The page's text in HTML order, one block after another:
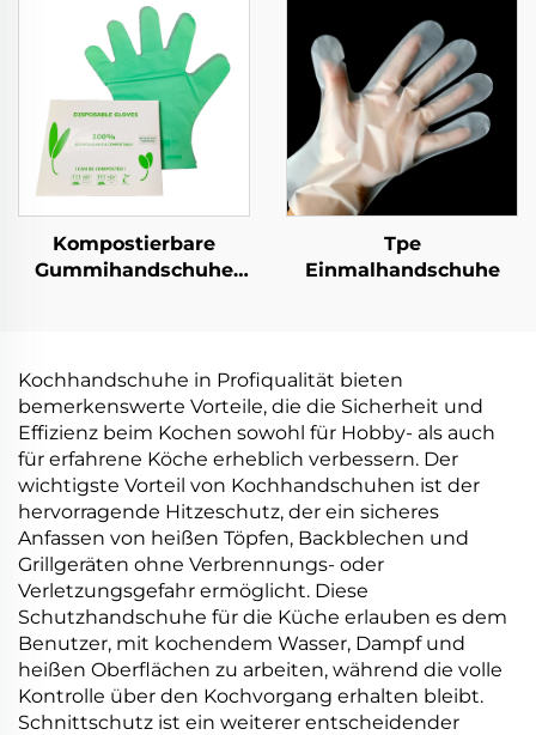
PLA PBAT Maisstärke
Material
PLA PBAT Maisstärke
Material
Kompostierbare
Gummihandschuhe
Material
Tpe
Einmalhandschuhe
Kochhandschuhe in Profiqualität bieten
bemerkenswerte Vorteile, die die Sicherheit und
Effizienz beim Kochen sowohl für Hobby- als auch
für erfahrene Köche erheblich verbessern. Der
wichtigste Vorteil von Kochhandschuhen ist der
hervorragende Hitzeschutz, der ein sicheres
Anfassen von heißen Töpfen, Backblechen und
Grillgeräten ohne Verbrennungs- oder
Verletzungsgefahr ermöglicht. Diese
Schutzhandschuhe für die Küche erlauben es dem
Benutzer, mit kochendem Wasser, Dampf und
heißen Oberflächen zu arbeiten, während die volle
Kontrolle über den Kochvorgang erhalten bleibt.
Schnittschutz ist ein weiterer entscheidender